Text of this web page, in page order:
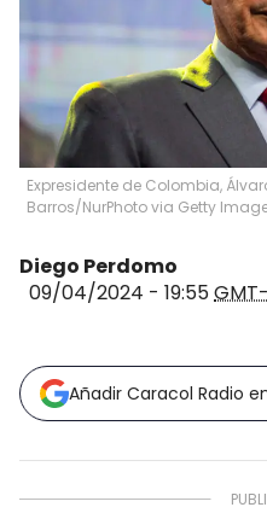
Expresidente de Colombia,
Barros/NurPhoto via Getty
Diego Perdomo
09/04/2024 - 19:55
Añadir Caracol Radio